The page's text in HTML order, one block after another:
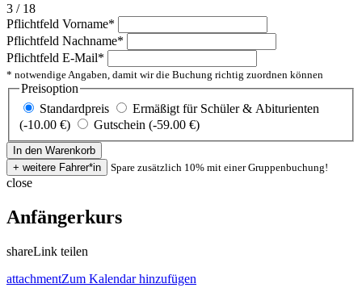
3 / 18
Pflichtfeld Vorname*
Pflichtfeld Nachname*
Pflichtfeld E-Mail*
* notwendige Angaben, damit wir die Buchung richtig zuordnen können
Preisoption
Standardpreis
Ermäßigt für Schüler & Abiturienten
(-10.00 €)
Gutschein (-59.00 €)
Spare zusätzlich 10% mit einer Gruppenbuchung!
close
Anfängerkurs
shareLink teilen
attachmentZum Kalendar hinzufügen